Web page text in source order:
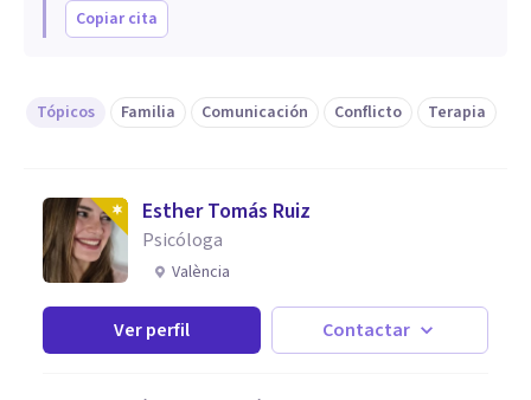
Copiar cita
Tópicos Familia Comunicación Conflicto Terapia
Esther Tomás Ruiz
Psicóloga
València
Ver perfil Contactar